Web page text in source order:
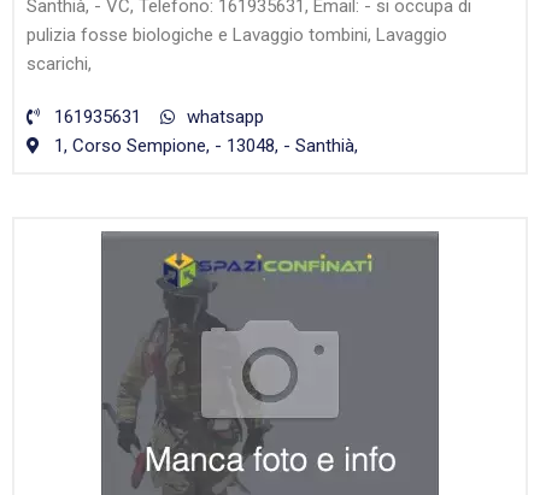
Santhià, - VC, Telefono: 161935631, Email: - si occupa di
pulizia fosse biologiche e Lavaggio tombini, Lavaggio
scarichi,
161935631
whatsapp
1, Corso Sempione, - 13048, - Santhià,